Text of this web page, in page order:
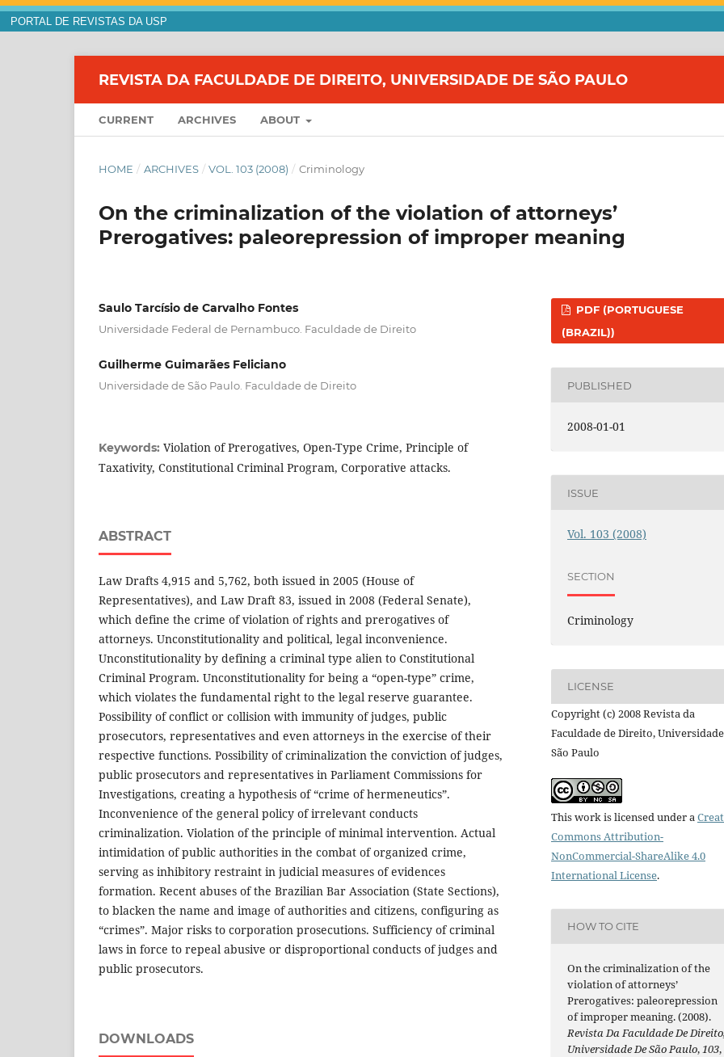
PORTAL DE REVISTAS DA USP
REVISTA DA FACULDADE DE DIREITO, UNIVERSIDADE DE SÃO PAULO
CURRENT ARCHIVES ABOUT
HOME / ARCHIVES / VOL. 103 (2008) / Criminology
On the criminalization of the violation of attorneys’
Prerogatives: paleorepression of improper meaning
Saulo Tarcísio de Carvalho Fontes
Universidade Federal de Pernambuco. Faculdade de Direito
Guilherme Guimarães Feliciano
Universidade de São Paulo. Faculdade de Direito
Keywords: Violation of Prerogatives, Open-Type Crime, Principle of
Taxativity, Constitutional Criminal Program, Corporative attacks.
ABSTRACT
Law Drafts 4,915 and 5,762, both issued in 2005 (House of
Representatives), and Law Draft 83, issued in 2008 (Federal Senate),
which define the crime of violation of rights and prerogatives of
attorneys. Unconstitutionality and political, legal inconvenience.
Unconstitutionality by defining a criminal type alien to Constitutional
Criminal Program. Unconstitutionality for being a “open-type” crime,
which violates the fundamental right to the legal reserve guarantee.
Possibility of conflict or collision with immunity of judges, public
prosecutors, representatives and even attorneys in the exercise of their
respective functions. Possibility of criminalization the conviction of judges,
public prosecutors and representatives in Parliament Commissions for
Investigations, creating a hypothesis of “crime of hermeneutics”.
Inconvenience of the general policy of irrelevant conducts
criminalization. Violation of the principle of minimal intervention. Actual
intimidation of public authorities in the combat of organized crime,
serving as inhibitory restraint in judicial measures of evidences
formation. Recent abuses of the Brazilian Bar Association (State Sections),
to blacken the name and image of authorities and citizens, configuring as
“crimes”. Major risks to corporation prosecutions. Sufficiency of criminal
laws in force to repeal abusive or disproportional conducts of judges and
public prosecutors.
DOWNLOADS
PDF (PORTUGUESE
(BRAZIL))
PUBLISHED
2008-01-01
ISSUE
Vol. 103 (2008)
SECTION
Criminology
LICENSE
Copyright (c) 2008 Revista da
Faculdade de Direito,
São Paulo
This work is licensed under a
Commons Attribution-
NonCommercial-ShareAlike 4.0
International License.
HOW TO CITE
On the criminalization of the
violation of attorneys’
Prerogatives: paleorepression
of improper meaning. (2008).
Revista Da Faculdade De Direito,
Universidade De São Paulo, 103,